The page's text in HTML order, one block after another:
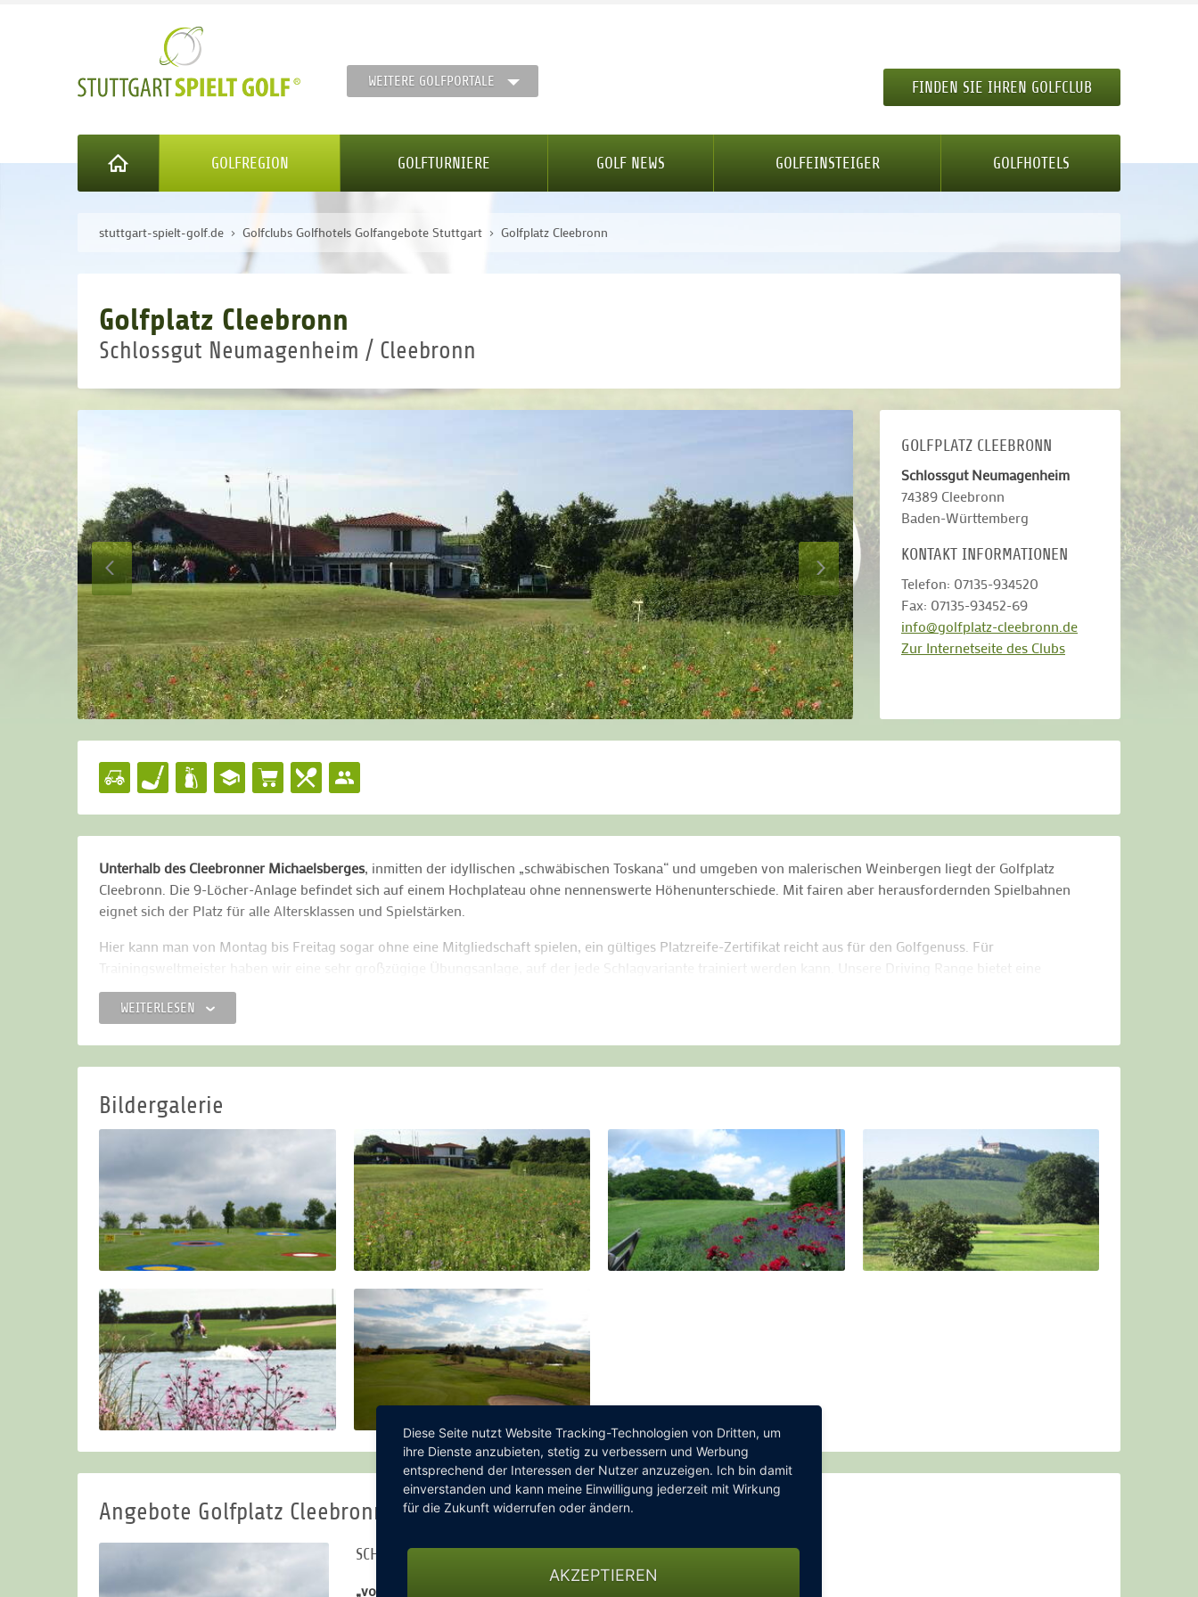
WEITERE GOLFPORTALE FINDEN SIE IHREN GOLFCLUB
GOLFREGION GOLFTURNIERE GOLF NEWS GOLFEINSTEIGER GOLFHOTELS
stuttgart-spielt-golf.de Golfclubs Golfhotels Golfangebote Stuttgart Golfplatz Cleebronn
Golfplatz Cleebronn
Schlossgut Neumagenheim / Cleebronn
GOLFPLATZ CLEEBRONN
Schlossgut Neumagenheim
74389 Cleebronn
Baden-Württemberg
KONTAKT INFORMATIONEN
Telefon: 07135-934520
Fax: 07135-93452-69
info@golfplatz-cleebronn.de
Zur Internetseite des Clubs
Unterhalb des Cleebronner Michaelsberges, inmitten der idyllischen „schwäbischen Toskana“ und umgeben von malerischen Weinbergen liegt der Golfplatz
Cleebronn. Die 9-Löcher-Anlage befindet sich auf einem Hochplateau ohne nennenswerte Höhenunterschiede. Mit fairen aber herausfordernden Spielbahnen
eignet sich der Platz für alle Altersklassen und Spielstärken.
Hier kann man von Montag bis Freitag sogar ohne eine Mitgliedschaft spielen, ein gültiges Platzreife-Zertifikat reicht aus für den Golfgenuss. Für
Trainingsweltmeister haben wir eine sehr großzügige Übungsanlage, auf der jede Schlagvariante trainiert werden kann. Unsere Driving Range bietet eine
moderne Tee-Line, Zielgrüns, Flutlicht und Fitting-Center mit Videoanalyse-System, ein großes Putting-Grün und natürlich einen Pitch- und Chip-Bereich. In
unserem Golfshop mit großem Sortiment bekannter Marken finden Sie alles, was das Golfer-Herz begehrt. Genießen und entspannen können Sie in unserem
WEITERLESEN
Bildergalerie
Angebote Golfplatz Cleebronn
SCHNUPPERKURSE
„vorbeikommen, ausprobieren, Spaß haben!“
Diese Seite nutzt Website Tracking-Technologien von Dritten, um
ihre Dienste anzubieten, stetig zu verbessern und Werbung
entsprechend der Interessen der Nutzer anzuzeigen. Ich bin damit
einverstanden und kann meine Einwilligung jederzeit mit Wirkung
für die Zukunft widerrufen oder ändern.
AKZEPTIEREN